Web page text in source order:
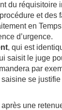
du réquisitoire
et des
en
d’urgence.
, qui est
saisit le juge
par
se
après une